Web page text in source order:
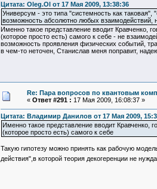
Цитата: Oleg.Ol от 17 Мая 2009, 13:38:36
Универсум - это типа "системность как
возможность абсолютно любых взаимодействий,
Именно такое представление вводит Кравченко,
(которое просто есть) самого к себе - не
возможность проявления физических событий,
в чем-то неточен, Станислав меня поправит,
Re: Пара вопросов по квантовым
« Ответ #291 : 17 Мая 2009, 16:08:37 »
Цитата: Владимир Данилов от 17 Мая 2009,
Именно такое представление вводит Кравченко,
(которое просто есть) самого к себе
Такую гипотезу можно принять как рабочую
действия",в которой теория декогеренции не